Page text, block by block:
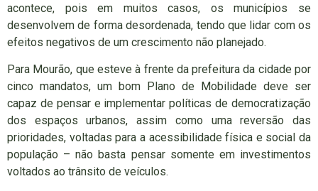
acontece, pois em muitos casos, os municípios se
desenvolvem de forma desordenada, tendo que lidar com os
efeitos negativos de um crescimento não planejado.
Para Mourão, que esteve à frente da prefeitura da cidade por
cinco mandatos, um bom Plano de Mobilidade deve ser
capaz de pensar e implementar políticas de democratização
dos espaços urbanos, assim como uma reversão das
prioridades, voltadas para a acessibilidade física e social da
população – não basta pensar somente em investimentos
voltados ao trânsito de veículos.